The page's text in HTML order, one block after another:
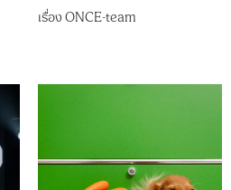
เรื่องONCE-team